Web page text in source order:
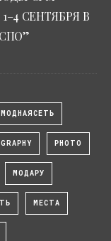
СЕНТЯБРЯ В
МОДНАЯСЕТЬ
PHOTO
МОДАРУ
МЕСТА